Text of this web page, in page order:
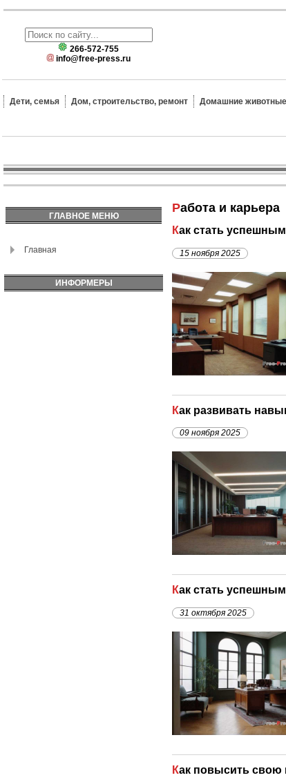
266-572-755
info@free-press.ru
Дети, семья Дом, строительство, ремонт Домашние животные
ГЛАВНОЕ МЕНЮ
Главная
ИНФОРМЕРЫ
Работа и карьера
Как стать
15 ноября 2025
Как развивать
09 ноября 2025
Как стать
31 октября 2025
Как повысить